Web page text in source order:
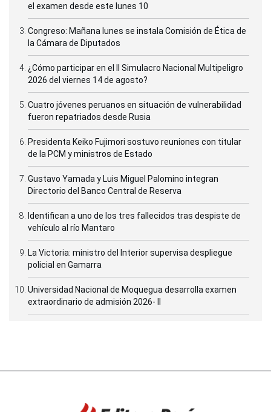
el examen desde este lunes 10
Congreso: Mañana lunes se instala Comisión de Ética de
la Cámara de Diputados
¿Cómo participar en el II Simulacro Nacional Multipeligro
2026 del viernes 14 de agosto?
Cuatro jóvenes peruanos en situación de vulnerabilidad
fueron repatriados desde Rusia
Presidenta Keiko Fujimori sostuvo reuniones con titular
de la PCM y ministros de Estado
Gustavo Yamada y Luis Miguel Palomino integran
Directorio del Banco Central de Reserva
Identifican a uno de los tres fallecidos tras despiste de
vehículo al río Mantaro
La Victoria: ministro del Interior supervisa despliegue
policial en Gamarra
Universidad Nacional de Moquegua desarrolla examen
extraordinario de admisión 2026- II